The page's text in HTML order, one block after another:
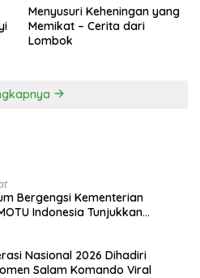
Menyusuri Keheningan yang
Memikat – Cerita dari
Lombok
Bergengsi Kementerian
Indonesia Tunjukkan
Nasional 2026 Dihadiri
Salam Komando Viral